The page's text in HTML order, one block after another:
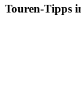
Touren-Tipps